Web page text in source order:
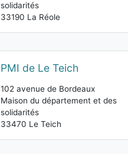
solidarités
33190 La Réole
PMI de Le Teich
102 avenue de Bordeaux
Maison du département et des
solidarités
33470 Le Teich